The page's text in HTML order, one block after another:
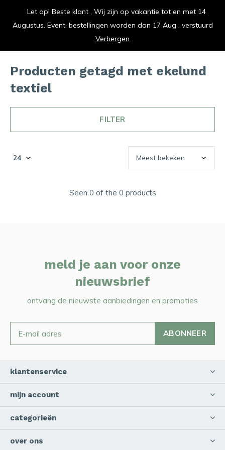
vrolijk je keuken op
Producten getagd met ekelund
textiel
FILTER
Seen 0 of the 0 products
meld je aan voor onze
nieuwsbrief
ontvang de nieuwste aanbiedingen en promoties
ABONNEER
klantenservice
mijn account
categorieën
over ons
Let op! Beste klant , Wij zijn op vakantie tot en met 14
Augustus. Event. bestellingen worden dan 17 Aug . verstuurd
Verbergen